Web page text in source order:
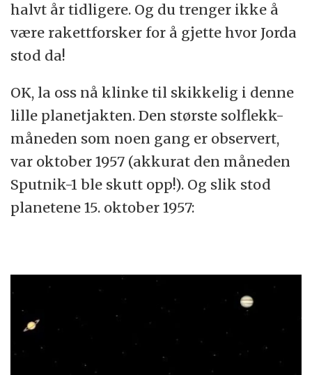
halvt år tidligere. Og du trenger ikke å
være rakettforsker for å gjette hvor Jorda
stod da!
OK, la oss nå klinke til skikkelig i denne
lille planetjakten. Den største solflekk-
måneden som noen gang er observert,
var oktober 1957 (akkurat den måneden
Sputnik-1 ble skutt opp!). Og slik stod
planetene 15. oktober 1957: